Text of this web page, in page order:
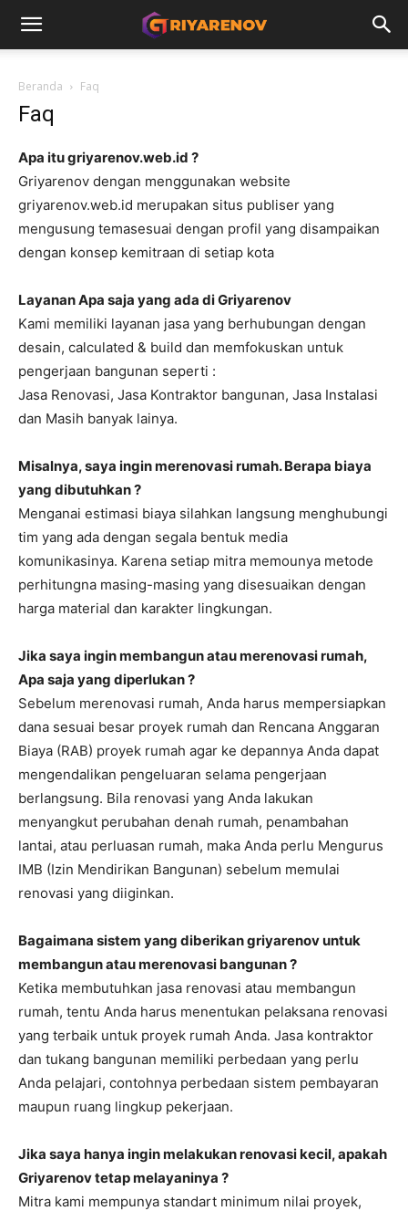
Beranda Faq
Faq
Apa itu griyarenov.web.id ?
Griyarenov dengan menggunakan website
griyarenov.web.id merupakan situs publiser yang
mengusung temasesuai dengan profil yang disampaikan
dengan konsep kemitraan di setiap kota
Layanan Apa saja yang ada di Griyarenov
Kami memiliki layanan jasa yang berhubungan dengan
desain, calculated & build dan memfokuskan untuk
pengerjaan bangunan seperti :
Jasa Renovasi, Jasa Kontraktor bangunan, Jasa Instalasi
dan Masih banyak lainya.
Misalnya, saya ingin merenovasi rumah. Berapa biaya
yang dibutuhkan ?
Menganai estimasi biaya silahkan langsung menghubungi
tim yang ada dengan segala bentuk media
komunikasinya. Karena setiap mitra memounya metode
perhitungna masing-masing yang disesuaikan dengan
harga material dan karakter lingkungan.
Jika saya ingin membangun atau merenovasi rumah,
Apa saja yang diperlukan ?
Sebelum merenovasi rumah, Anda harus mempersiapkan
dana sesuai besar proyek rumah dan Rencana Anggaran
Biaya (RAB) proyek rumah agar ke depannya Anda dapat
mengendalikan pengeluaran selama pengerjaan
berlangsung. Bila renovasi yang Anda lakukan
menyangkut perubahan denah rumah, penambahan
lantai, atau perluasan rumah, maka Anda perlu Mengurus
IMB (Izin Mendirikan Bangunan) sebelum memulai
renovasi yang diiginkan.
Bagaimana sistem yang diberikan griyarenov untuk
membangun atau merenovasi bangunan ?
Ketika membutuhkan jasa renovasi atau membangun
rumah, tentu Anda harus menentukan pelaksana renovasi
yang terbaik untuk proyek rumah Anda. Jasa kontraktor
dan tukang bangunan memiliki perbedaan yang perlu
Anda pelajari, contohnya perbedaan sistem pembayaran
maupun ruang lingkup pekerjaan.
Jika saya hanya ingin melakukan renovasi kecil, apakah
Griyarenov tetap melayaninya ?
Mitra kami mempunya standart minimum nilai proyek,